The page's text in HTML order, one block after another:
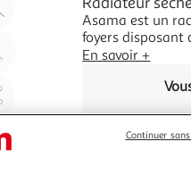
l'illustration
100
%
le
produit
Asama est un
foyers disposant
pensé afin de
grâce à sa
En savoir +
Continuer